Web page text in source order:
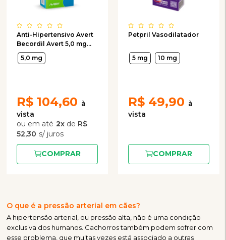
Anti-Hipertensivo Avert
Becordil Avert 5,0 mg
com 30 Comprimidos
5,0 mg
R$ 104,60
2x de R$
52,30
COMPRAR
Petpril Vasodilatador
5 mg 10 mg
R$ 49,90
COMPRAR
O que é a pressão arterial em cães?
A hipertensão arterial, ou pressão alta, não é uma condição
exclusiva dos humanos. Cachorros também podem sofrer com
esse problema, que muitas vezes está associado a outras